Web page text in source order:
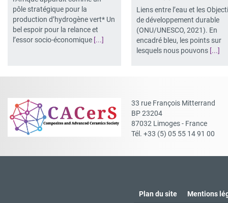
pôle stratégique pour la
production d’hydrogène vert* Un
bel espoir pour la relance et
l’essor socio-économique [...]
Liens entre l’eau et les
de développement durable
(ONU/UNESCO, 2021). En
encadré bleu, les points sur
lesquels nous pouvons [...]
33 rue François Mitterrand
BP 23204
87032 Limoges - France
Tél. +33 (5) 05 55 14 91 00
Plan du site Mentions